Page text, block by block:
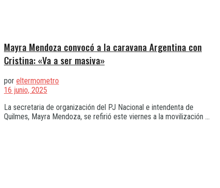
Mayra Mendoza convocó a la caravana Argentina con
Cristina: «Va a ser masiva»
por eltermometro
16 junio, 2025
La secretaria de organización del PJ Nacional e intendenta de
Quilmes, Mayra Mendoza, se refirió este viernes a la movilización ...